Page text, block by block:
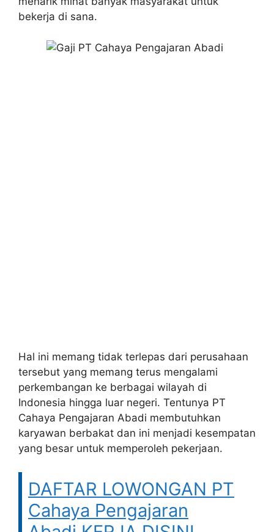
bekerja di sana.
Hal ini memang tidak terlepas dari perusahaan
tersebut yang memang terus mengalami
perkembangan ke berbagai wilayah di
Indonesia hingga luar negeri. Tentunya PT
Cahaya Pengajaran Abadi membutuhkan
karyawan berbakat dan ini menjadi kesempatan
yang besar untuk memperoleh pekerjaan.
DAFTAR LOWONGAN PT
Cahaya Pengajaran